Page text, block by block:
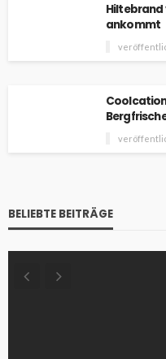
Hiltebrand
ankommt
BELIEBTE BEITRÄGE